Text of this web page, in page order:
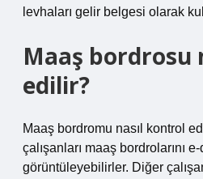
levhaları gelir belgesi olarak
Maaş bordrosu
edilir?
Maaş bordromu nasıl kontrol
çalışanları maaş bordrolarını
görüntüleyebilirler. Diğer